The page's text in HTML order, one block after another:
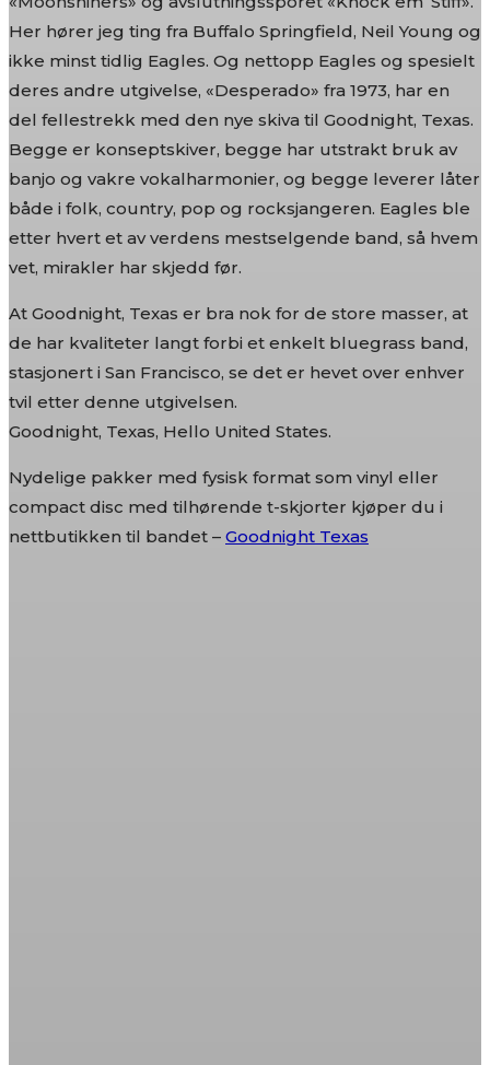
Her hører jeg ting fra Buffalo Springfield, Neil Young og
ikke minst tidlig Eagles. Og nettopp Eagles og spesielt
deres andre utgivelse, «Desperado» fra 1973, har en
del fellestrekk med den nye skiva til Goodnight, Texas.
Begge er konseptskiver, begge har utstrakt bruk av
banjo og vakre vokalharmonier, og begge leverer låter
både i folk, country, pop og rocksjangeren. Eagles ble
etter hvert et av verdens mestselgende band, så hvem
vet, mirakler har skjedd før.
At Goodnight, Texas er bra nok for de store masser, at
de har kvaliteter langt forbi et enkelt bluegrass band,
stasjonert i San Francisco, se det er hevet over enhver
tvil etter denne utgivelsen.
Goodnight, Texas, Hello United States.
Nydelige pakker med fysisk format som vinyl eller
compact disc med tilhørende t-skjorter kjøper du i
nettbutikken til bandet – Goodnight Texas